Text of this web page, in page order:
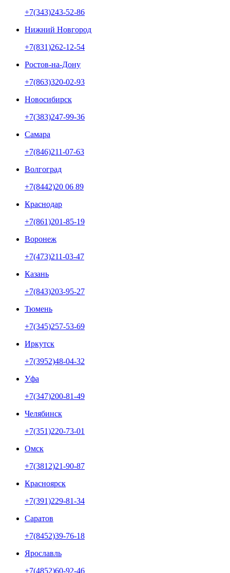
+7(343)243-52-86
Нижний Новгород
+7(831)262-12-54
Ростов-на-Дону
+7(863)320-02-93
Новосибирск
+7(383)247-99-36
Самара
+7(846)211-07-63
Волгоград
+7(8442)20 06 89
Краснодар
+7(861)201-85-19
Воронеж
+7(473)211-03-47
Казань
+7(843)203-95-27
Тюмень
+7(345)257-53-69
Иркутск
+7(3952)48-04-32
Уфа
+7(347)200-81-49
Челябинск
+7(351)220-73-01
Омск
+7(3812)21-90-87
Красноярск
+7(391)229-81-34
Саратов
+7(8452)39-76-18
Ярославль
+7(4852)60-92-46